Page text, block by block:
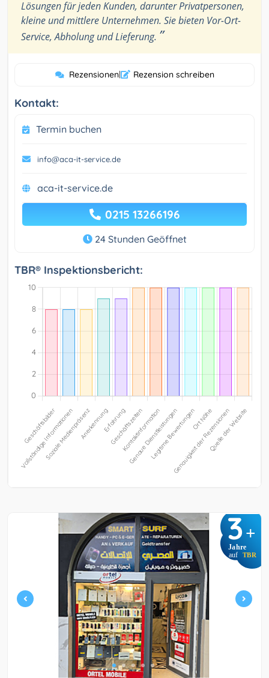
Lösungen für jeden Kunden, darunter Privatpersonen,
kleine und mittlere Unternehmen. Sie bieten Vor-Ort-
Service, Abholung und Lieferung. ”
Rezensionen| Rezension schreiben
Kontakt:
Termin buchen
info@aca-it-service.de
aca-it-service.de
0215 13266196
24 Stunden Geöffnet
TBR® Inspektionsbericht:
3+
Jahre
auf TBR